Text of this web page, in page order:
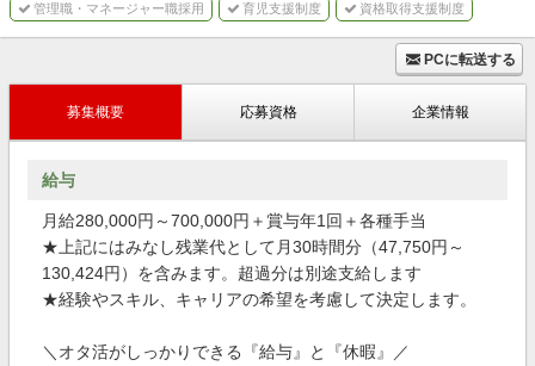
管理職・マネージャー職採用 育児支援制度 資格取得支援制度
PCに転送する
募集概要 応募資格 企業情報
給与
月給280,000円～700,000円＋賞与年1回＋各種手当
★上記にはみなし残業代として月30時間分（47,750円～
130,424円）を含みます。超過分は別途支給します
★経験やスキル、キャリアの希望を考慮して決定します。
＼オタ活がしっかりできる『給与』と『休暇』／